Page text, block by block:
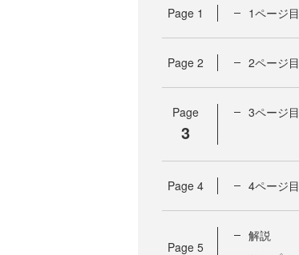
Page 1 1ページ目
Page 2 2ページ目
Page
3
3ページ目
Page 4 4ページ目
Page 5
解説